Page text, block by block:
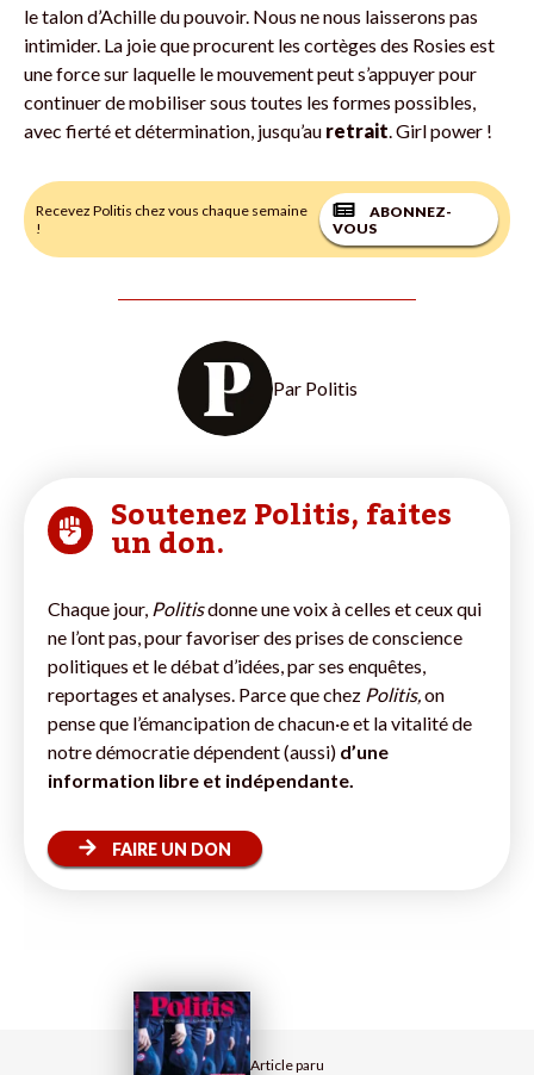
Article paru
le talon d’Achille du pouvoir. Nous ne nous laisserons pas
intimider. La joie que procurent les cortèges des Rosies est
une force sur laquelle le mouvement peut s’appuyer pour
continuer de mobiliser sous toutes les formes possibles,
avec fierté et détermination, jusqu’au retrait . Girl power !
Recevez Politis chez vous chaque semaine
!
ABONNEZ-
VOUS
Par Politis
Soutenez Politis, faites
un don.
Chaque jour, Politisdonne une voix à celles et ceux qui
ne l’ont pas, pour favoriser des prises de conscience
politiques et le débat d’idées, par ses enquêtes,
reportages et analyses. Parce que chez Politis, on
pense que l’émancipation de chacun·e et la vitalité de
notre démocratie dépendent (aussi) d’une
information libre et indépendante.
FAIRE UN DON